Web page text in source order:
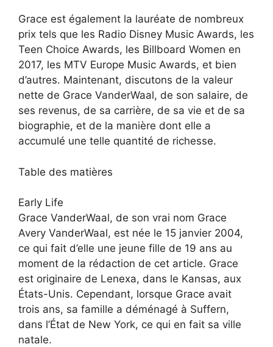
Grace est également la lauréate de nombreux
prix tels que les Radio Disney Music Awards, les
Teen Choice Awards, les Billboard Women en
2017, les MTV Europe Music Awards, et bien
d’autres. Maintenant, discutons de la valeur
nette de Grace VanderWaal, de son salaire, de
ses revenus, de sa carrière, de sa vie et de sa
biographie, et de la manière dont elle a
accumulé une telle quantité de richesse.
Table des matières
Early Life
Grace VanderWaal, de son vrai nom Grace
Avery VanderWaal, est née le 15 janvier 2004,
ce qui fait d’elle une jeune fille de 19 ans au
moment de la rédaction de cet article. Grace
est originaire de Lenexa, dans le Kansas, aux
États-Unis. Cependant, lorsque Grace avait
trois ans, sa famille a déménagé à Suffern,
dans l’État de New York, ce qui en fait sa ville
natale.